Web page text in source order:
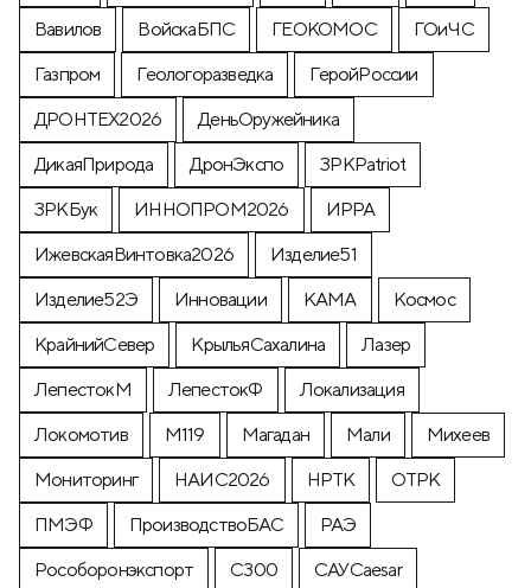
Вавилов
ВойскаБПС ГЕОКОМОС
ГОиЧС
Газпром
Геологоразведка
ГеройРоссии
ДРОНТЕХ2026
ДеньОружейника
ДикаяПрирода
ДронЭкспо
ЗРКPatriot
ЗРКБук
ИННОПРОМ2026
ИРРА
ИжевскаяВинтовка2026
Изделие51
Изделие52Э
Инновации КАМА
Космос
КрайнийСевер
КрыльяСахалина
Лазер
ЛепестокМ
ЛепестокФ
Локализация
Локомотив
М119 Магадан Мали
Михеев
Мониторинг
НАИС2026 НРТК
ОТРК
ПМЭФ
ПроизводствоБАС
РАЭ
Рособоронэкспорт
С300 САУCaesar